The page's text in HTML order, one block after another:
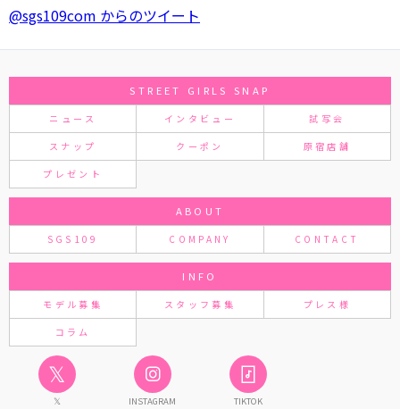
@sgs109com からのツイート
STREET GIRLS SNAP
ニュース インタビュー 試写会
スナップ クーポン 原宿店舗
プレゼント
ABOUT
SGS109 COMPANY CONTACT
INFO
モデル募集 スタッフ募集 プレス様
コラム
𝕏
𝕏 INSTAGRAM TIKTOK